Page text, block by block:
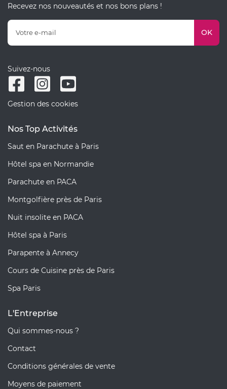
Recevez nos nouveautés et nos bons plans !
OK
Suivez-nous
Gestion des cookies
Nos Top Activités
Saut en Parachute à Paris
Hôtel spa en Normandie
Parachute en PACA
Montgolfière près de Paris
Nuit insolite en PACA
Hôtel spa à Paris
Parapente à Annecy
Cours de Cuisine près de Paris
Spa Paris
L'Entreprise
Qui sommes-nous ?
Contact
Conditions générales de vente
Moyens de paiement